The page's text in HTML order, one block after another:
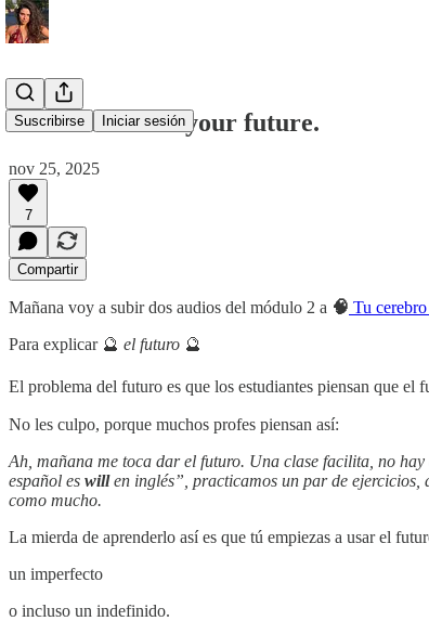
Suscribirse Iniciar sesión
Good luck with your future.
nov 25, 2025
7
Compartir
Mañana voy a subir dos audios del módulo 2 a 🧠 Tu
Para explicar 🔮 el futuro 🔮
El problema del futuro es que los estudiantes piensan que
No les culpo, porque muchos profes piensan así:
Ah, mañana me toca dar el futuro. Una clase facilita, no
español es willen inglés”, practicamos un par de ejercicios,
como mucho.
La mierda de aprenderlo así es que tú empiezas a usar el
un imperfecto
o incluso un indefinido.